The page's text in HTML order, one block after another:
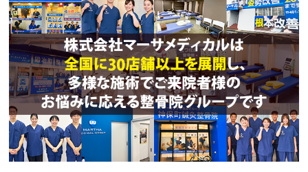
CARS
1 か月前
長年悩んでいた肩こりと腰痛で通院を始めました。
初回から丁寧に話を聞いてくださり、自分の身体の
状態を分かりやすく説明していただけました。施術
を受けるたびに身体が楽になり、今では仕事や日常
生活も快適に過ごせています。
スタッフの皆さんも明るく、安心して通える整骨院